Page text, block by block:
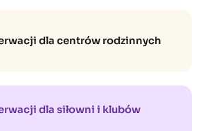
dla centrów rodzinnych
dla siłowni i klubów